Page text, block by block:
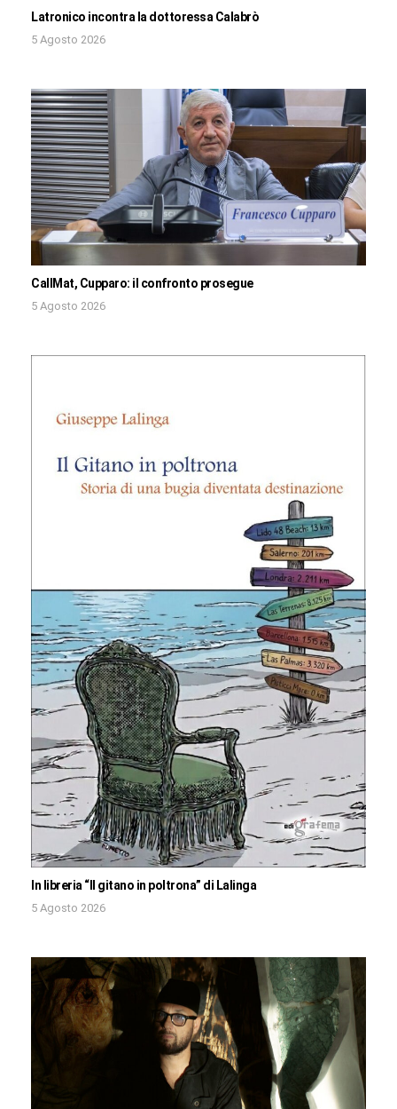
Latronico incontra la dottoressa Calabrò
5 Agosto 2026
CallMat, Cupparo: il confronto prosegue
5 Agosto 2026
In libreria “Il gitano in poltrona” di Lalinga
5 Agosto 2026